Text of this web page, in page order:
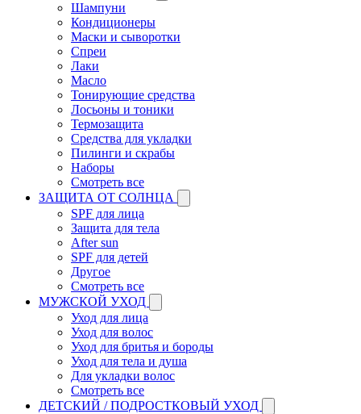
Шампуни
Кондиционеры
Маски и сыворотки
Спреи
Лаки
Масло
Тонирующие средства
Лосьоны и тоники
Термозащита
Средства для укладки
Пилинги и скрабы
Наборы
Смотреть все
ЗАЩИТА ОТ СОЛНЦА
SPF для лица
Защита для тела
After sun
SPF для детей
Другое
Смотреть все
МУЖСКОЙ УХОД
Уход для лица
Уход для волос
Уход для бритья и бороды
Уход для тела и душа
Для укладки волос
Смотреть все
ДЕТСКИЙ / ПОДРОСТКОВЫЙ УХОД